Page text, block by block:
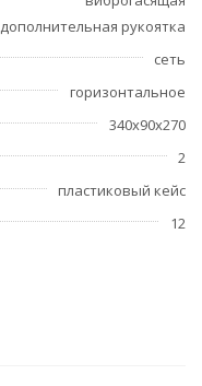
дополнительная рукоятка
сеть
горизонтальное
340х90х270
2
пластиковый кейс
12